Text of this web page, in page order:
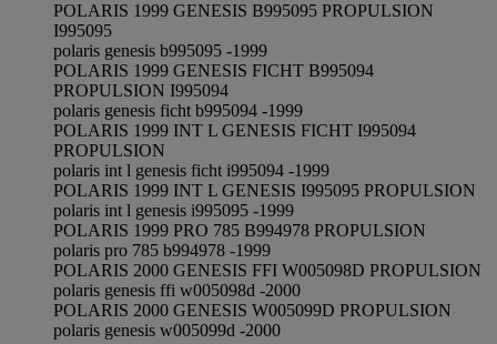
POLARIS 1999 GENESIS B995095 PROPULSION
I995095
polaris genesis b995095 -1999
POLARIS 1999 GENESIS FICHT B995094
PROPULSION I995094
polaris genesis ficht b995094 -1999
POLARIS 1999 INT L GENESIS FICHT I995094
PROPULSION
polaris int l genesis ficht i995094 -1999
POLARIS 1999 INT L GENESIS I995095 PROPULSION
polaris int l genesis i995095 -1999
POLARIS 1999 PRO 785 B994978 PROPULSION
polaris pro 785 b994978 -1999
POLARIS 2000 GENESIS FFI W005098D PROPULSION
polaris genesis ffi w005098d -2000
POLARIS 2000 GENESIS W005099D PROPULSION
polaris genesis w005099d -2000